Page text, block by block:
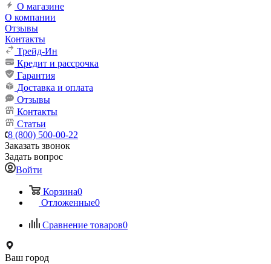
О магазине
О компании
Отзывы
Контакты
Трейд-Ин
Кредит и рассрочка
Гарантия
Доставка и оплата
Отзывы
Контакты
Статьи
8 (800) 500-00-22
Заказать звонок
Задать вопрос
Войти
Корзина0
Отложенные0
Сравнение товаров0
Ваш город